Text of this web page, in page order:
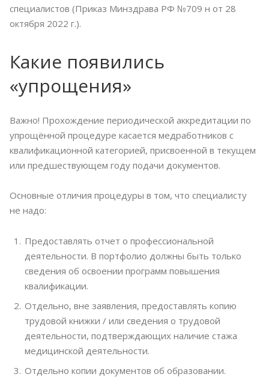
специалистов (Приказ Минздрава РФ №709 н от 28
октября 2022 г.).
Какие появились
«упрощения»
Важно! Прохождение периодической аккредитации по
упрощённой процедуре касается медработников с
квалификационной категорией, присвоенной в текущем
или предшествующем году подачи документов.
Основные отличия процедуры в том, что специалисту
не надо:
Предоставлять отчет о профессиональной
деятельности. В портфолио должны быть только
сведения об освоении программ повышения
квалификации.
Отдельно, вне заявления, предоставлять копию
трудовой книжки / или сведения о трудовой
деятельности, подтверждающих наличие стажа
медицинской деятельности.
Отдельно копии документов об образовании.